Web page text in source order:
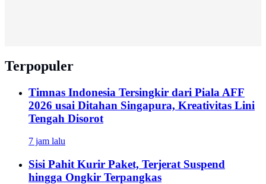
Terpopuler
Timnas Indonesia Tersingkir dari Piala AFF
2026 usai Ditahan Singapura, Kreativitas Lini
Tengah Disorot
7 jam lalu
Sisi Pahit Kurir Paket, Terjerat Suspend
hingga Ongkir Terpangkas